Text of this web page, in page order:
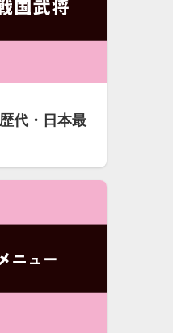
代・日本最